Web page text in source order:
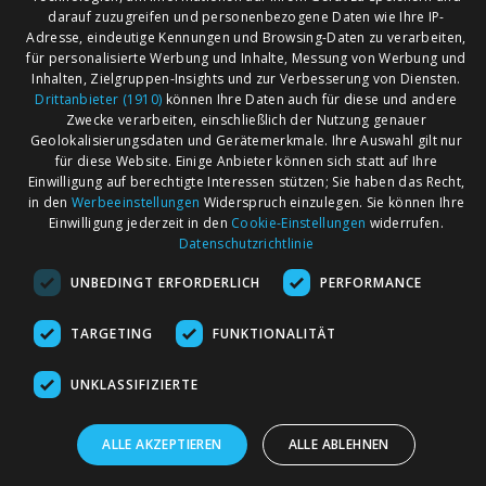
PLZ-Gebiet 28(32)
PLZ-Gebiet 29(21)
AGB
Impressum
Datenschutz
Kontakt
Werben bei marktcom
Märkte nach Bundesländern
Märkte nach PLZ
Märkte nach Umkreis
Flohmarkt
darauf zuzugreifen und personenbezogene Daten wie Ihre IP-
Adresse, eindeutige Kennungen und Browsing-Daten zu verarbeiten,
für personalisierte Werbung und Inhalte, Messung von Werbung und
Inhalten, Zielgruppen-Insights und zur Verbesserung von Diensten.
Drittanbieter (1910) können Ihre Daten auch für diese und andere
Zwecke verarbeiten, einschließlich der Nutzung genauer
Geolokalisierungsdaten und Gerätemerkmale. Ihre Auswahl gilt nur
für diese Website. Einige Anbieter können sich statt auf Ihre
Einwilligung auf berechtigte Interessen stützen; Sie haben das Recht,
in den Werbeeinstellungen Widerspruch einzulegen. Sie können Ihre
Einwilligung jederzeit in den Cookie-Einstellungen widerrufen.
Datenschutzrichtlinie
UNBEDINGT ERFORDERLICH PERFORMANCE
TARGETING FUNKTIONALITÄT
UNKLASSIFIZIERTE
ALLE AKZEPTIEREN ALLE ABLEHNEN